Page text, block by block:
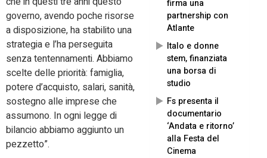
firma una
partnership con
Atlante
Italo e donne
stem, finanziata
una borsa di
studio
Fs presenta il
documentario
‘Andata e ritorno’
alla Festa del
Cinema
governo, avendo poche risorse
a disposizione, ha stabilito una
strategia e l’ha perseguita
senza tentennamenti. Abbiamo
scelte delle priorità: famiglia,
potere d’acquisto, salari, sanità,
sostegno alle imprese che
assumono. In ogni legge di
bilancio abbiamo aggiunto un
pezzetto”.